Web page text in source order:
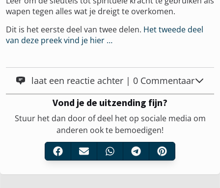
wapen tegen alles wat je dreigt te overkomen.
Dit is het eerste deel van twee delen. Het tweede deel
van deze preek vind je hier …
laat een reactie achter | 0 Commentaar
Vond je de uitzending fijn?
Stuur het dan door of deel het op sociale media om
anderen ook te bemoedigen!